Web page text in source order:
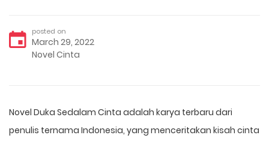
posted on
March 29, 2022
Novel Cinta
Novel Duka Sedalam Cinta adalah karya terbaru dari
penulis ternama Indonesia, yang menceritakan kisah cinta